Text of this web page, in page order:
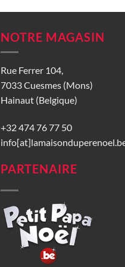
NOTRE MAGASIN
Rue Ferrer 104,
7033 Cuesmes (Mons)
Hainaut (Belgique)
+32 474 76 77 50
PARTENAIRE